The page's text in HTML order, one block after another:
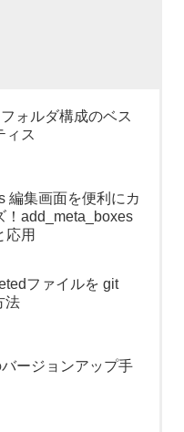
フォルダ構成のベス
ィス
編集画面を便利にカ
！add_meta_boxes
応用
ファイルを git
法
ージョンアップ手